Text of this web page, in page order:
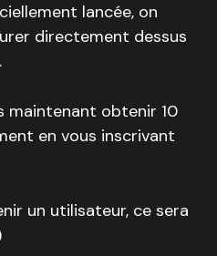
lancée, on
directement dessus
maintenant obtenir 10
en vous inscrivant
un utilisateur, ce sera